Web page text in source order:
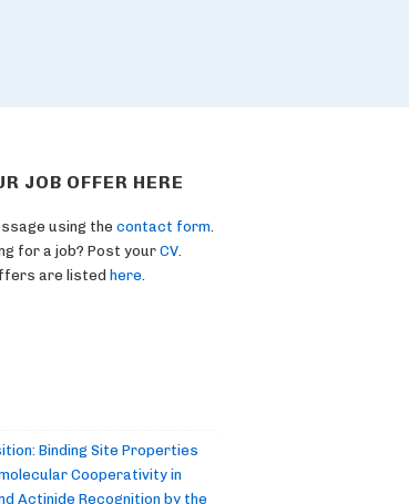
JOB OFFER HERE
using the contact form
for a job? Post yourCV
are listed here
Binding Site Properties
Cooperativity in
Actinide Recognition by the